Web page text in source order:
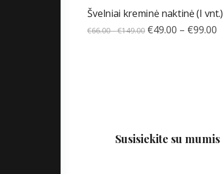
Švelniai kreminė naktinė (I vnt.)
€66.00–€149.00 €49.00 – €99.00
Susisiekite su mumis